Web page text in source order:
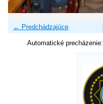
← Predchádzajúce
Automatické precházenie: